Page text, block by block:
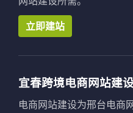
立即建站
宜春跨境电商网站建
电商网站建设为邢台电商